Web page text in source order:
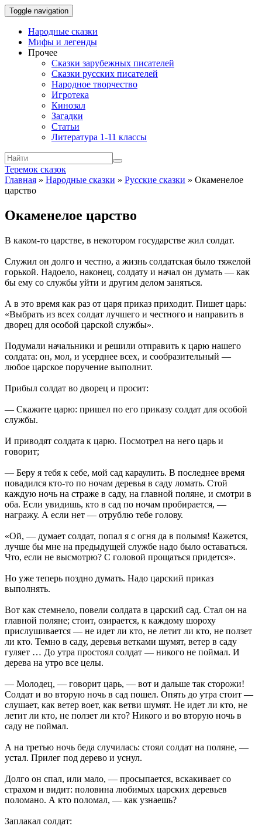
Toggle navigation
Народные сказки
Мифы и легенды
Прочее
Сказки зарубежных писателей
Сказки русских писателей
Народное творчество
Игротека
Кинозал
Загадки
Статьи
Литература 1-11 классы
Теремок сказок
Главная » Народные сказки » Русские сказки » Окаменелое
царство
Окаменелое царство
В каком-то царстве, в некотором государстве жил солдат.
Служил он долго и честно, а жизнь солдатская было тяжелой
горькой. Надоело, наконец, солдату и начал он думать — как
бы ему со службы уйти и другим делом заняться.
А в это время как раз от царя приказ приходит. Пишет царь:
«Выбрать из всех солдат лучшего и честного и направить в
дворец для особой царской службы».
Подумали начальники и решили отправить к царю нашего
солдата: он, мол, и усерднее всех, и сообразительный —
любое царское поручение выполнит.
Прибыл солдат во дворец и просит:
— Скажите царю: пришел по его приказу солдат для особой
службы.
И приводят солдата к царю. Посмотрел на него царь и
говорит;
— Беру я тебя к себе, мой сад караулить. В последнее время
повадился кто-то по ночам деревья в саду ломать. Стой
каждую ночь на страже в саду, на главной поляне, и смотри в
оба. Если увидишь, кто в сад по ночам пробирается, —
награжу. А если нет — отрублю тебе голову.
«Ой, — думает солдат, попал я с огня да в полымя! Кажется,
лучше бы мне на предыдущей службе надо было оставаться.
Что, если не высмотрю? С головой прощаться придется».
Но уже теперь поздно думать. Надо царский приказ
выполнять.
Вот как стемнело, повели солдата в царский сад. Стал он на
главной поляне; стоит, озирается, к каждому шороху
прислушивается — не идет ли кто, не летит ли кто, не ползет
ли кто. Темно в саду, деревья ветками шумят, ветер в саду
гуляет … До утра простоял солдат — никого не поймал. И
дерева на утро все целы.
— Молодец, — говорит царь, — вот и дальше так сторожи!
Солдат и во вторую ночь в сад пошел. Опять до утра стоит —
слушает, как ветер воет, как ветви шумят. Не идет ли кто, не
летит ли кто, не ползет ли кто? Никого и во вторую ночь в
саду не поймал.
А на третью ночь беда случилась: стоял солдат на поляне, —
устал. Прилег под дерево и уснул.
Долго он спал, или мало, — просыпается, вскакивает со
страхом и видит: половина любимых царских деревьев
поломано. А кто поломал, — как узнаешь?
Заплакал солдат: